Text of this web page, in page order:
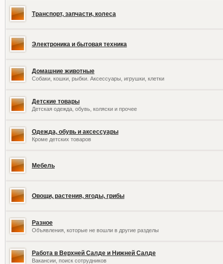
Транспорт, запчасти, колеса
Электроника и бытовая техника
Домашние животные
Собаки, кошки, рыбки. Аксессуары, игрушки, клетки
Детские товары
Детская одежда, обувь, коляски и прочее
Одежда, обувь и аксессуары
Кроме детских товаров
Мебель
Овощи, растения, ягоды, грибы
Разное
Объявления, которые не вошли в другие разделы
Работа в Верхней Салде и Нижней Салде
Вакансии, поиск сотрудников